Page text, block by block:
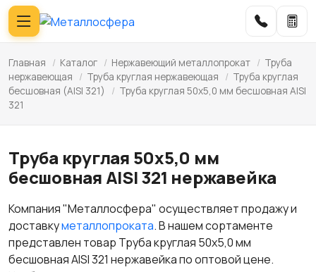
Главная / Каталог / Нержавеющий металлопрокат / Труба
нержавеющая
/ Труба круглая нержавеющая / Труба круглая
бесшовная (AISI 321)
/ Труба круглая 50х5,0 мм бесшовная AISI
321
Труба круглая 50х5,0 мм
бесшовная AISI 321 нержавейка
Компания "Металлосфера" осуществляет продажу и
доставкуметаллопроката. В нашем сортаменте
представлен товар Труба круглая 50х5,0 мм
бесшовная AISI 321 нержавейка по оптовой цене.